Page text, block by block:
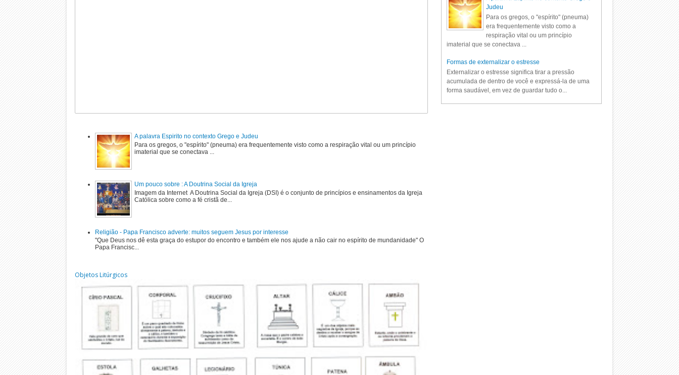
A palavra Espirito no contexto Grego e Judeu
Para os gregos, o "espírito" (pneuma) era frequentemente visto como a respiração vital ou um princípio
imaterial que se conectava ...
Um pouco sobre : A Doutrina Social da Igreja
Imagem da Internet A Doutrina Social da Igreja (DSI) é o conjunto de princípios e ensinamentos da Igreja
Católica sobre como a fé cristã de...
Religião - Papa Francisco adverte: muitos seguem Jesus por interesse
"Que Deus nos dê esta graça do estupor do encontro e também ele nos ajude a não cair no espírito de mundanidade" O
Papa Francisc...
Objetos Litúrgicos
Judeu
Para os gregos, o "espírito" (pneuma)
era frequentemente visto como a
respiração vital ou um princípio
imaterial que se conectava ...
Formas de externalizar o estresse
Externalizar o estresse significa tirar a pressão
acumulada de dentro de você e expressá-la de uma
forma saudável, em vez de guardar tudo o...